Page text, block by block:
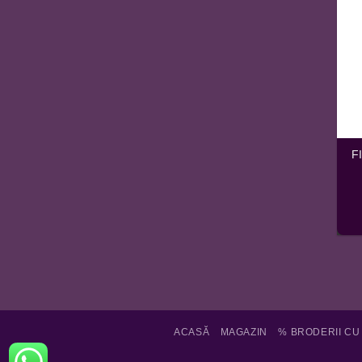
ACASĂ MAGAZIN % BRODERII